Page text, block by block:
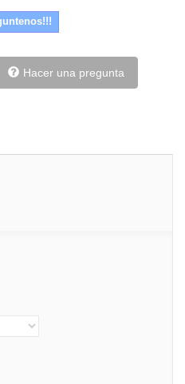
Hacer una pregunta